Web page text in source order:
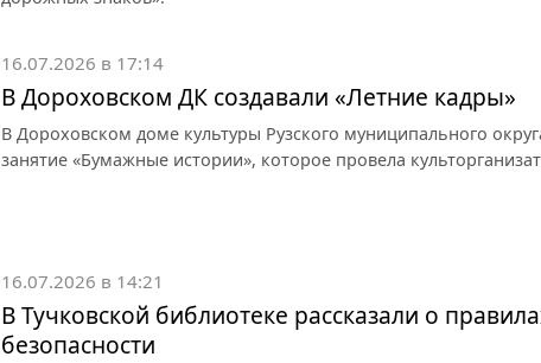
16.07.2026 в 17:14
В Дороховском ДК создавали «Летние кадры»
В Дороховском доме культуры Рузского муниципального
занятие «Бумажные истории», которое провела
16.07.2026 в 14:21
В Тучковской библиотеке рассказали о
безопасности